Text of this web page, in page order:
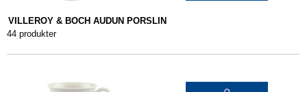
VILLEROY & BOCH AUDUN PORSLIN
44 produkter